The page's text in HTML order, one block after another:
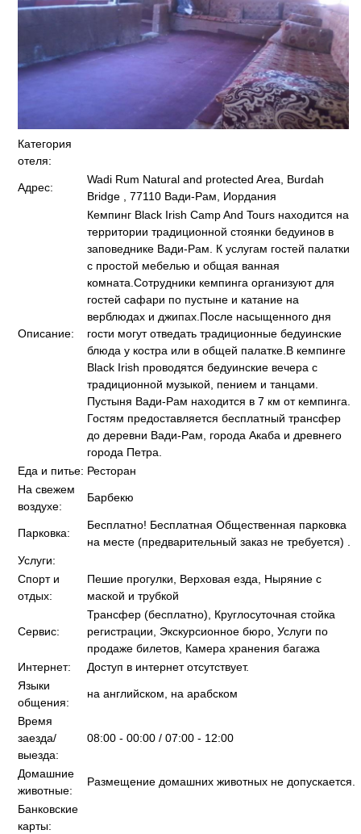
Категория
отеля:
Адрес:
Wadi Rum Natural and protected Area, Burdah
Bridge , 77110 Вади-Рам, Иордания
Описание:
Кемпинг Black Irish Camp And Tours находится на
территории традиционной стоянки бедуинов в
заповеднике Вади-Рам. К услугам гостей палатки
с простой мебелью и общая ванная
комната.Сотрудники кемпинга организуют для
гостей сафари по пустыне и катание на
верблюдах и джипах.После насыщенного дня
гости могут отведать традиционные бедуинские
блюда у костра или в общей палатке.В кемпинге
Black Irish проводятся бедуинские вечера с
традиционной музыкой, пением и танцами.
Пустыня Вади-Рам находится в 7 км от кемпинга.
Гостям предоставляется бесплатный трансфер
до деревни Вади-Рам, города Акаба и древнего
города Петра.
Еда и питье: Ресторан
На свежем
воздухе:
Барбекю
Парковка:
Бесплатно! Бесплатная Общественная парковка
на месте (предварительный заказ не требуется) .
Услуги:
Спорт и
отдых:
Пешие прогулки, Верховая езда, Ныряние с
маской и трубкой
Сервис:
Трансфер (бесплатно), Круглосуточная стойка
регистрации, Экскурсионное бюро, Услуги по
продаже билетов, Камера хранения багажа
Интернет:
Доступ в интернет отсутствует.
Языки
общения:
на английском, на арабском
Время
заезда/
выезда:
08:00 - 00:00 / 07:00 - 12:00
Домашние
животные:
Размещение домашних животных не допускается.
Банковские
карты: